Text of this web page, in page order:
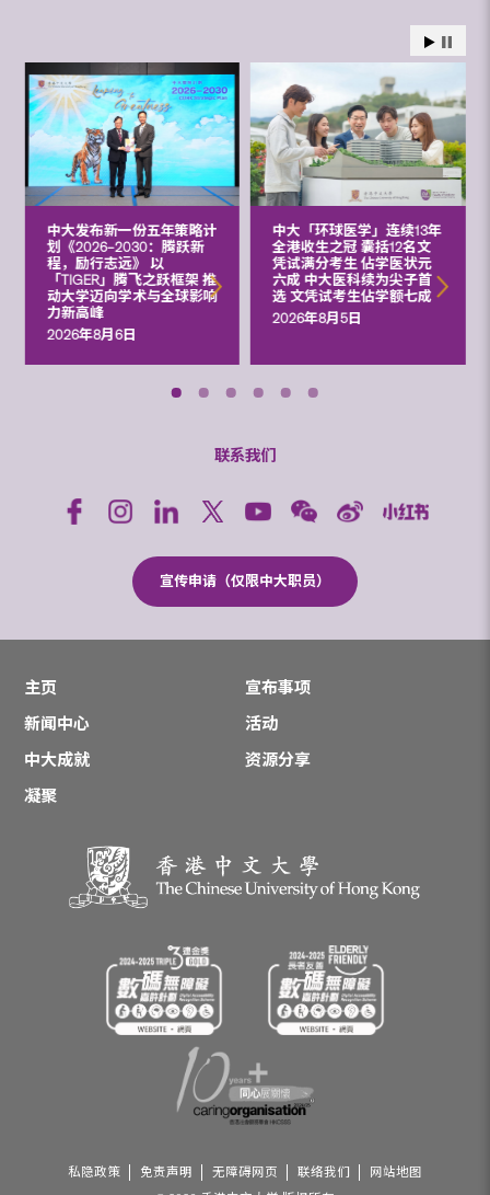
中大发布新一份五年策略计
划《2026‒2030：腾跃新
程，励行志远》 以
「TIGER」腾飞之跃框架 推
动大学迈向学术与全球影响
力新高峰
2026年8月6日
中大「环球医学」连续13年
全港收生之冠 囊括12名文
凭试满分考生 佔学医状元
六成 中大医科续为尖子首
选 文凭试考生佔学额七成
2026年8月5日
联系我们
宣传申请（仅限中大职员）
主页
宣布事项
新闻中心
活动
中大成就
资源分享
凝聚
私隐政策 免责声明 无障碍网页 联络我们
网站地图